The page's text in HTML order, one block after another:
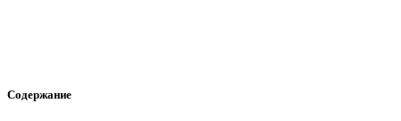
Содержание